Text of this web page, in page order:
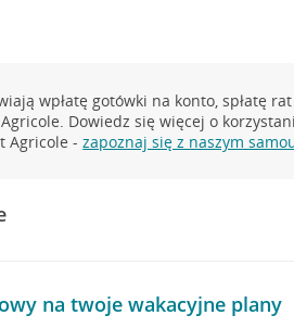
wpłatę gotówki na konto, spłatę
Dowiedz się więcej o
Agricole -zapoznaj się z naszym
na twoje wakacyjne plany